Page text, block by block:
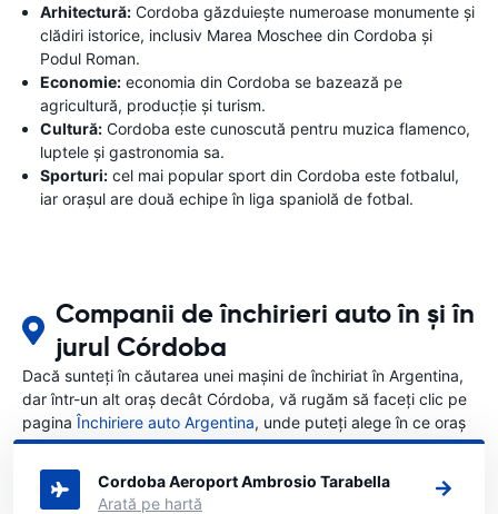
Arhitectură: Cordoba găzduiește numeroase monumente și
clădiri istorice, inclusiv Marea Moschee din Cordoba și
Podul Roman.
Economie: economia din Cordoba se bazează pe
agricultură, producție și turism.
Cultură: Cordoba este cunoscută pentru muzica flamenco,
luptele și gastronomia sa.
Sporturi: cel mai popular sport din Cordoba este fotbalul,
iar orașul are două echipe în liga spaniolă de fotbal.
Companii de închirieri auto în și în
jurul Córdoba
Dacă sunteți în căutarea unei mașini de închiriat în Argentina,
dar într-un alt oraș decât Córdoba, vă rugăm să faceți clic pe
pagina Închiriere auto Argentina, unde puteți alege în ce oraș
din Argentina doriți să închiriați o mașină.
Cordoba Aeroport Ambrosio Tarabella
Arată pe hartă